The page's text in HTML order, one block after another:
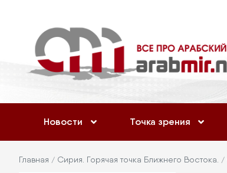
основному
содержанию
учётной
записи
пользователя
Новости Точка зрения
Строка
Главная Сирия. Горячая точка Ближнего Востока.